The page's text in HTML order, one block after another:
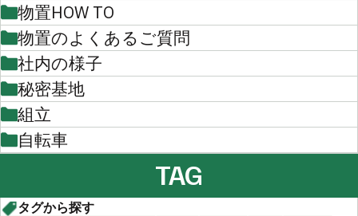
物置HOW TO
物置のよくあるご質問
社内の様子
秘密基地
組立
自転車
TAG
タグから探す